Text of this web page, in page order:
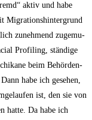
aktiv und habe
Migra­ti­ons­hin­ter­grund
zuneh­mend zuge­mu­
Pro­fil­ing, stän­di­ge
beim Behör­den­
habe ich gese­hen,
ist, den sie von
hat­te. Da habe ich